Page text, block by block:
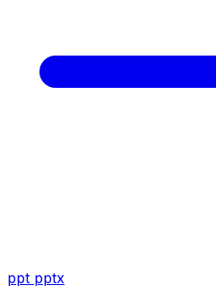
ppt pptx